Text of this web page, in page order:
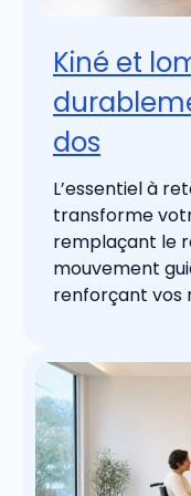
Kiné et
dos
L’essentiel à
transforme
remplaçant le
mouvement
renforçant vos